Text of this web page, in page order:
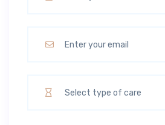
Select type of care